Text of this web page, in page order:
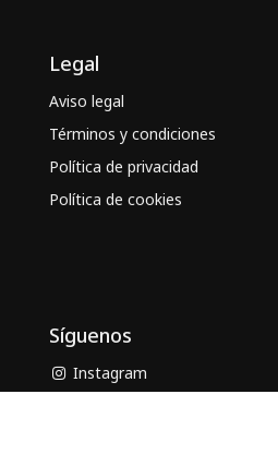
Legal
Aviso legal
Términos y condiciones
Política de privacidad
Política de cookies
Síguenos
Instagram